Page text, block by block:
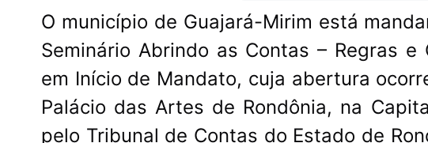
O município de Guajará-Mirim está
Seminário Abrindo as Contas – Regras
em Início de Mandato, cuja abertura
Palácio das Artes de Rondônia, na
pelo Tribunal de Contas do Estado de